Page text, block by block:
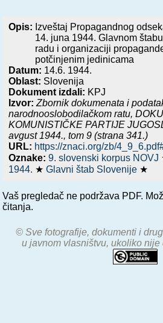
Opis: Izveštaj Propagandnog
14. juna 1944. Glavnom
radu i organizaciji
potčinjenim jedinicama
Datum: 14.6. 1944.
Oblast: Slovenija
Dokument izdali: KPJ
Izvor: Zbornik dokumenata i
narodnooslobodilačkom ratu,
KOMUNISTIČKE PARTIJE
avgust 1944., tom 9 (strana 341.)
URL: https://znaci.org/zb/
Oznake:9. slovenski korpus NOVJ
1944. ★Glavni štab Slovenije ★
Vaš pregledač ne podržava PDF.
čitanja.
© Sve fotografije, dokumenti i
u javnom vlasništvu, ukoliko